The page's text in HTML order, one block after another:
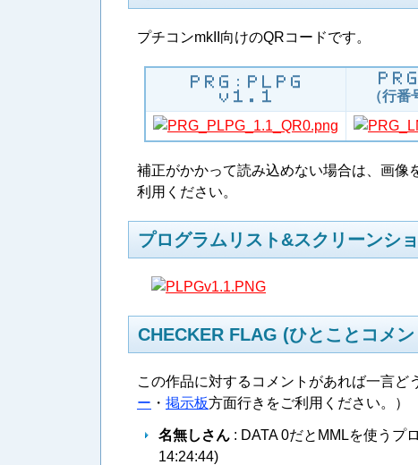
プチコンmkII向けのQRコードです。
Ｐ​Ｒ​Ｇ​：​Ｐ​Ｌ​Ｐ​Ｇ
ｖ​１​．​１
Ｐ​Ｒ​
（行
補正がかかって読み込めない場合は、画像
利用ください。
プログラムリスト&スクリーンシ
CHECKER FLAG (ひとことコメン
この作品に対するコメントがあれば一言
ー ・ 掲示板方面行きをご利用ください。）
名無しさん : DATA 0だとMMLを使うプ
14:24:44)